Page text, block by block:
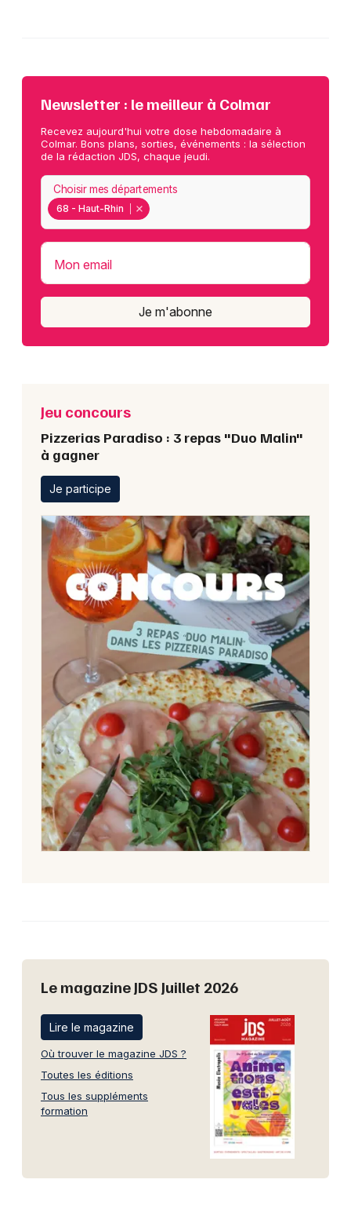
Newsletter : le meilleur à Colmar
Recevez aujourd'hui votre dose hebdomadaire à
Colmar. Bons plans, sorties, événements : la sélection
de la rédaction JDS, chaque jeudi.
68 - Haut-Rhin
Choisir mes départements
Mon email
Je m'abonne
Jeu concours
Pizzerias Paradiso : 3 repas "Duo Malin"
à gagner
Je participe
Le magazine JDS Juillet 2026
Lire le magazine
Où trouver le magazine JDS ?
Toutes les éditions
Tous les suppléments
formation